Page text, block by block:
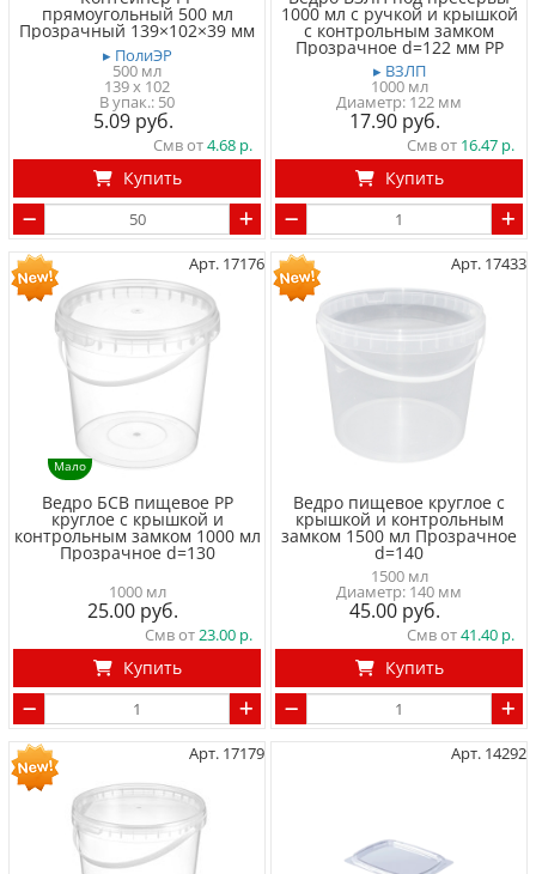
прямоугольный 500 мл
Прозрачный 139×102×39 мм
▸ ПолиЭР
500 мл
139 x 102
50
5.09
Смв от4.68
Купить
1000 мл с ручкой и крышкой
с контрольным замком
Прозрачное d=122 мм PP
▸ ВЗЛП
1000 мл
Диаметр: 122 мм
17.90
Смв от 16.47
Купить
Арт. 17176
Мало
Ведро БСВ пищевое PP
круглое с крышкой и
контрольным замком 1000 мл
Прозрачное d=130
1000 мл
25.00
Смв от23.00
Купить
Арт. 17433
Ведро пищевое круглое с
крышкой и контрольным
замком 1500 мл Прозрачное
d=140
1500 мл
Диаметр: 140 мм
45.00
Смв от41.40
Купить
Арт. 17179 Арт. 14292